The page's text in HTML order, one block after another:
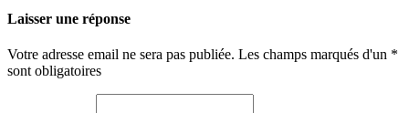
Laisser une réponse
Votre adresse email ne sera pas publiée. Les champs marqués d'un *
sont obligatoires